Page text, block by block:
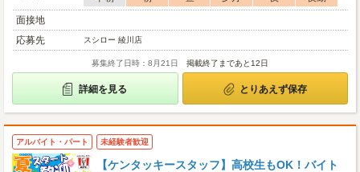
面接地
応募先
スシロー 綾川店
募集終了日時：8月21日 掲載終了まであと12日
詳細を見る とりあえず保存
アルバイト・パート 未経験者歓迎
【ケンタッキースタッフ】高校生もOK！バイト